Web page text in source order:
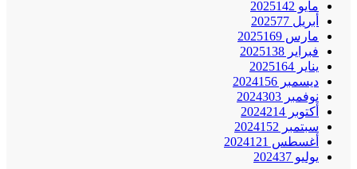
مايو 2025 142
أبريل 2025 77
مارس 2025 169
فبراير 2025 138
يناير 2025 164
ديسمبر 2024 156
نوفمبر 2024 303
أكتوبر 2024 214
سبتمبر 2024 152
أغسطس 2024 121
يوليو 2024 37